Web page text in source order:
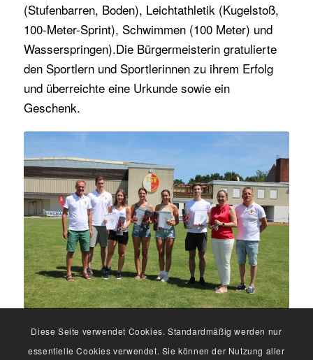
(Stufenbarren, Boden), Leichtathletik (Kugelstoß,
100-Meter-Sprint), Schwimmen (100 Meter) und
Wasserspringen).Die Bürgermeisterin gratulierte
den Sportlern und Sportlerinnen zu ihrem Erfolg
und überreichte eine Urkunde sowie ein
Geschenk.
Diese Seite verwendet Cookies. Standardmäßig werden nur
essentielle Cookies verwendet. Sie können der Nutzung aller